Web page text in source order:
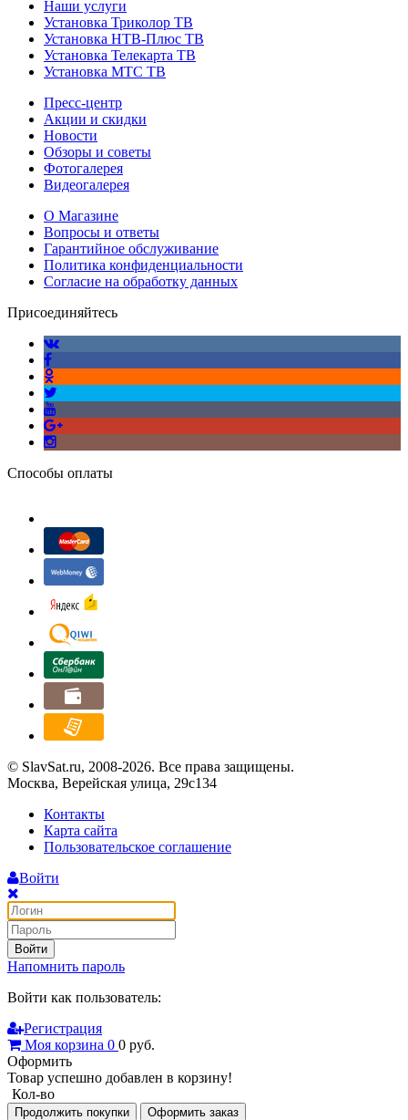
Наши услуги
Установка Триколор ТВ
Установка НТВ-Плюс ТВ
Установка Телекарта ТВ
Установка МТС ТВ
Пресс-центр
Акции и скидки
Новости
Обзоры и советы
Фотогалерея
Видеогалерея
О Магазине
Вопросы и ответы
Гарантийное обслуживание
Политика конфиденциальности
Согласие на обработку данных
Присоединяйтесь
Способы оплаты
© SlavSat.ru, 2008-2026. Все права защищены.
Москва, Верейская улица, 29с134
Контакты
Карта сайта
Пользовательское соглашение
Войти
Войти
Напомнить пароль
Войти как пользователь:
Регистрация
Моя корзина 0 0 руб.
Оформить
Товар успешно добавлен в корзину!
Кол-во
Продолжить покупки Оформить заказ